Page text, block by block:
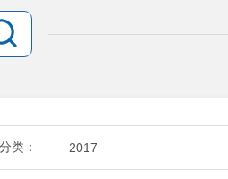
类： 2017